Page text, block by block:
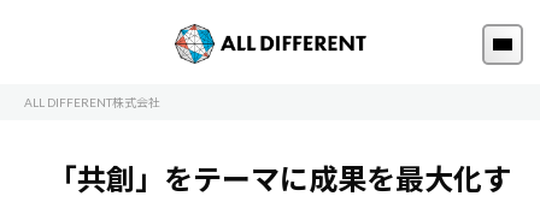
ALL DIFFERENT株式会社
「共創」をテーマに成果を最大化す